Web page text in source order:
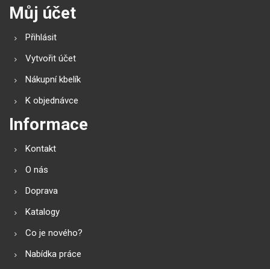
Můj účet
Přihlásit
Vytvořit účet
Nákupní kbelík
K objednávce
Informace
Kontakt
O nás
Doprava
Katalogy
Co je nového?
Nabídka práce